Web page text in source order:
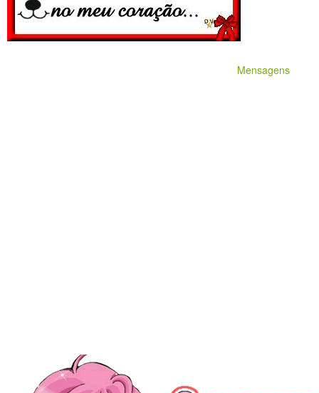
Mensagens